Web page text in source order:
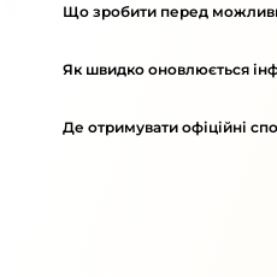
Що зробити перед
Як швидко оновлюється
Де отримувати офіційні